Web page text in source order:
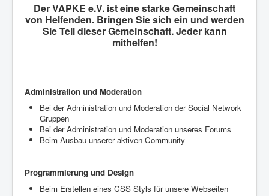
Der VAPKE e.V. ist eine starke Gemeinschaft
von Helfenden. Bringen Sie sich ein und werden
Sie Teil dieser Gemeinschaft. Jeder kann
mithelfen!
Administration und Moderation
Bei der Administration und Moderation der Social Network
Gruppen
Bei der Administration und Moderation unseres Forums
Beim Ausbau unserer aktiven Community
Programmierung und Design
Beim Erstellen eines CSS Styls für unsere Webseiten